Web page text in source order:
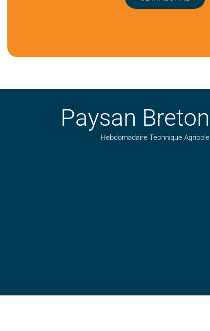
Paysan Breton
Hebdomadaire Technique Agricole